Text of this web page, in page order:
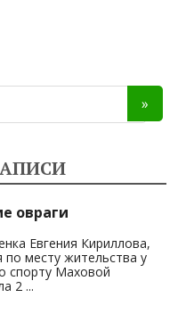
овраги
Евгения Кириллова,
месту жительства у
спорту Маховой
2 ...